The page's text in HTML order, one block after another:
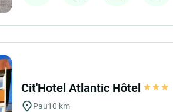
Cit'Hotel Atlantic Hôtel
Pau10 km